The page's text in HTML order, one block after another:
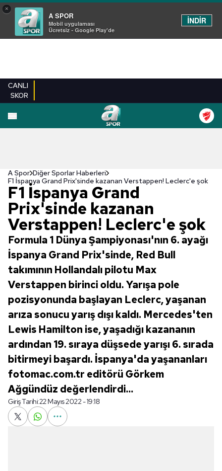
×
A SPOR
Mobil uygulaması
Ücretsiz - Google Play'de
İNDİR
CANLI
SKOR
A Spor Diğer Sporlar Haberleri
F1 İspanya Grand Prix'sinde kazanan Verstappen! Leclerc'e şok
F1 İspanya Grand
Prix'sinde kazanan
Verstappen! Leclerc'e şok
Formula 1 Dünya Şampiyonası'nın 6. ayağı
İspanya Grand Prix'sinde, Red Bull
takımının Hollandalı pilotu Max
Verstappen birinci oldu. Yarışa pole
pozisyonunda başlayan Leclerc, yaşanan
arıza sonucu yarış dışı kaldı. Mercedes'ten
Lewis Hamilton ise, yaşadığı kazananın
ardından 19. sıraya düşsede yarışı 6. sırada
bitirmeyi başardı. İspanya'da yaşananları
fotomac.com.tr editörü Görkem
Ağgündüz değerlendirdi...
Giriş Tarihi:22 Mayıs 2022 - 19:18